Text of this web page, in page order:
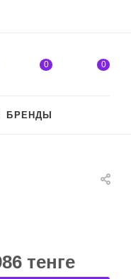
0 0
БРЕНДЫ
тенге